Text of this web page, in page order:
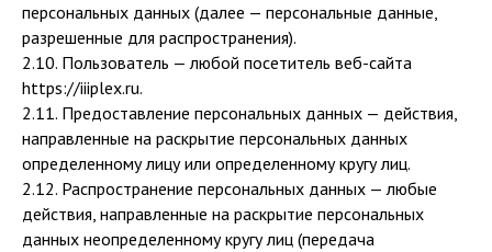
персональных данных (далее — персональные данные,
разрешенные для распространения).
2.10. Пользователь — любой посетитель веб-сайта
https://iiiplex.ru.
2.11. Предоставление персональных данных — действия,
направленные на раскрытие персональных данных
определенному лицу или определенному кругу лиц.
2.12. Распространение персональных данных — любые
действия, направленные на раскрытие персональных
данных неопределенному кругу лиц (передача